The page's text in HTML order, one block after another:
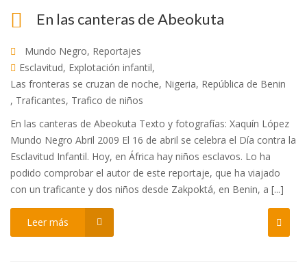
En las canteras de Abeokuta
Mundo Negro, Reportajes
Esclavitud, Explotación infantil,
Las fronteras se cruzan de noche, Nigeria, República de Benin
, Traficantes, Trafico de niños
En las canteras de Abeokuta Texto y fotografías: Xaquín López
Mundo Negro Abril 2009 El 16 de abril se celebra el Día contra la
Esclavitud Infantil. Hoy, en África hay niños esclavos. Lo ha
podido comprobar el autor de este reportaje, que ha viajado
con un traficante y dos niños desde Zakpoktá, en Benin, a [...]
Leer más